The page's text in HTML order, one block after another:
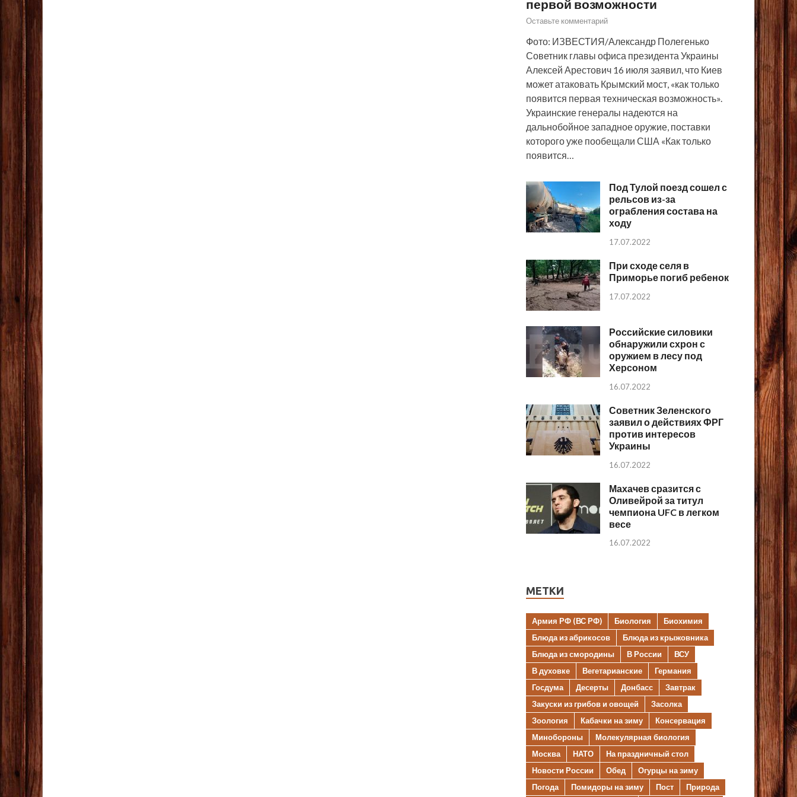
первой возможности
Оставьте комментарий
Фото: ИЗВЕСТИЯ/Александр Полегенько
Советник главы офиса президента Украины
Алексей Арестович 16 июля заявил, что Киев
может атаковать Крымский мост, «как только
появится первая техническая возможность».
Украинские генералы надеются на
дальнобойное западное оружие, поставки
которого уже пообещали США «Как только
появится…
Под Тулой поезд сошел с
рельсов из-за
ограбления состава на
ходу
17.07.2022
При сходе селя в
Приморье погиб ребенок
17.07.2022
Российские силовики
обнаружили схрон с
оружием в лесу под
Херсоном
16.07.2022
Советник Зеленского
заявил о действиях ФРГ
против интересов
Украины
16.07.2022
Махачев сразится с
Оливейрой за титул
чемпиона UFC в легком
весе
16.07.2022
МЕТКИ
Армия РФ (ВС РФ) Биология
Биохимия
Блюда из абрикосов
Блюда из крыжовника
Блюда из смородины
В России
ВСУ
В духовке
Вегетарианские
Германия
Госдума
Десерты Донбасс
Завтрак
Закуски из грибов и овощей
Засолка
Зоология
Кабачки на зиму
Консервация
Минобороны
Молекулярная биология
Москва
НАТО
На праздничный стол
Новости России
Обед
Огурцы на зиму
Погода
Помидоры на зиму Пост Природа